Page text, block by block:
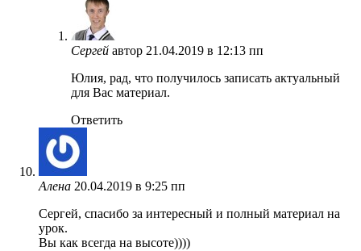
Сергей автор 21.04.2019 в 12:13 пп
Юлия, рад, что получилось записать актуальный
для Вас материал.
Ответить
Алена 20.04.2019 в 9:25 пп
Сергей, спасибо за интересный и полный материал на
урок.
Вы как всегда на высоте))))